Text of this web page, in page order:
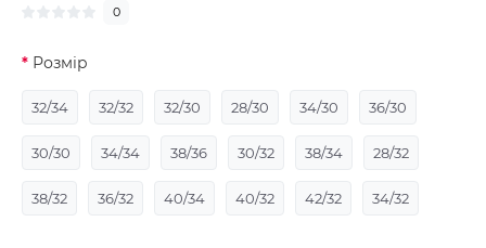
0
Розмір
32/34 32/32 32/30 28/30 34/30 36/30
30/30 34/34 38/36 30/32 38/34 28/32
38/32 36/32 40/34 40/32 42/32 34/32